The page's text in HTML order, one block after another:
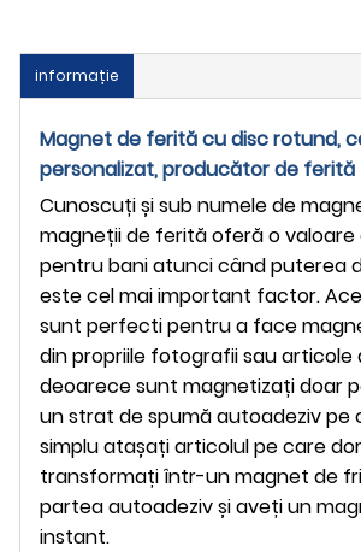
informație
Magnet de ferită cu disc rotund,
personalizat, producător de ferită
Cunoscuți și sub numele de
magneții de ferită oferă o
pentru bani atunci când puterea
este cel mai important factor.
sunt perfecti pentru a face
din propriile fotografii sau articole
deoarece sunt magnetizați doar
un strat de spumă autoadeziv pe
simplu atașați articolul pe care
transformați într-un magnet de
partea autoadeziv și aveți un
instant.